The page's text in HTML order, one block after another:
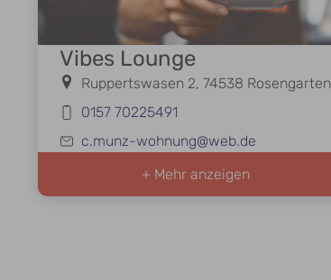
Vibes Lounge
Ruppertswasen 2, 74538 Rosengarten
0157 70225491
c.munz-wohnung@web.de
+ Mehr anzeigen